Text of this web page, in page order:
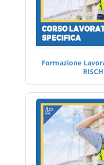
Formazione